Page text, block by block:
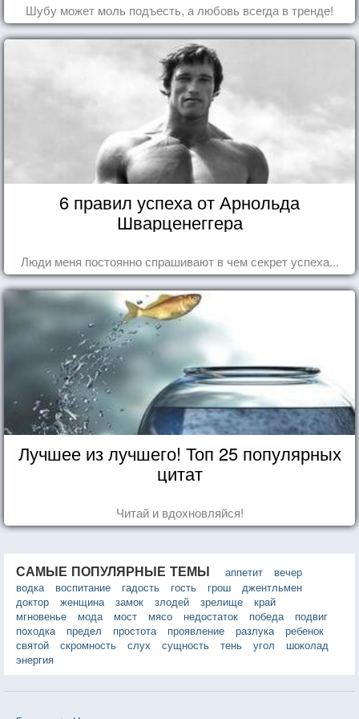
Шубу может моль подъесть, а любовь всегда в тренде!
6 правил успеха от Арнольда
Шварценеггера
Люди меня постоянно спрашивают в чем секрет успеха...
Лучшее из лучшего! Топ 25 популярных
цитат
Читай и вдохновляйся!
САМЫЕ ПОПУЛЯРНЫЕ ТЕМЫ аппетит
вечер
водка
воспитание гадость гость грош
джентльмен
доктор
женщина замок злодей зрелище
край
мгновенье
мода мост мясо недостаток победа
подвиг
походка
предел простота проявление разлука
ребенок
святой
скромность слух сущность тень угол
шоколад
энергия